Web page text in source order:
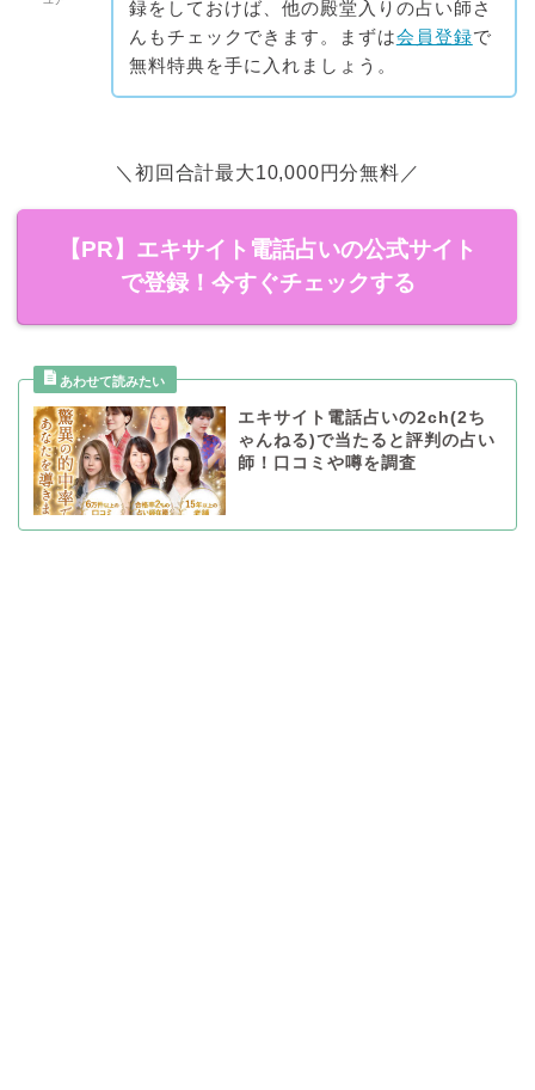
録をしておけば、他の殿堂入りの占い師さ
んもチェックできます。まずは会員登録で
無料特典を手に入れましょう。
＼初回合計最大10,000円分無料／
【PR】エキサイト電話占いの公式サイト
で登録！今すぐチェックする
エキサイト電話占いの2ch(2ち
ゃんねる)で当たると評判の占い
師！口コミや噂を調査